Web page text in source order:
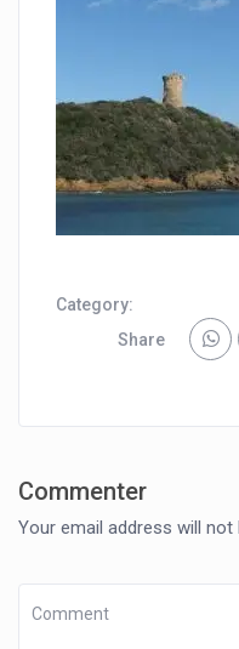
Category:
Share
Commenter
Your email address will not